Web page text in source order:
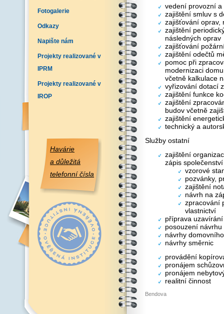
Fotogalerie
Odkazy
Napište nám
Projekty realizované v
IPRM
Projekty realizované v
IROP
Havárie
a důležitá
telefonní čísla
vedení provozní a
zajištění smluv s
zajišťování oprav,
zajištění
následných oprav
zajišťování
zajištění odečtů
pomoc při
modernizaci
včetně kalkulace
vyřizování dotací
zajištění funkce
zajištění
budov včetně
zajištění
technický a
Služby ostatní
zajištění
zápis
vzorové
pozvánky,
zajištění
návrh na
zpracování
vlastnictví
příprava
posouzení
návrhy
návrhy směrnic
provádění
pronájem
pronájem
realitní činnost
Bendova